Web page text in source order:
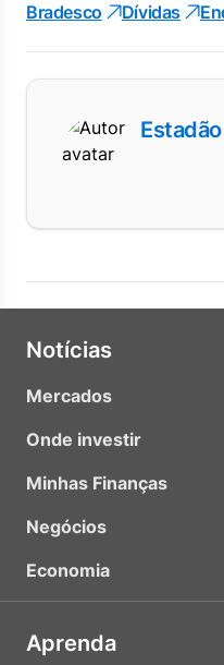
Bradesco
Dívidas
Notícias
Mercados
Onde investir
Minhas Finanças
Negócios
Economia
Aprenda